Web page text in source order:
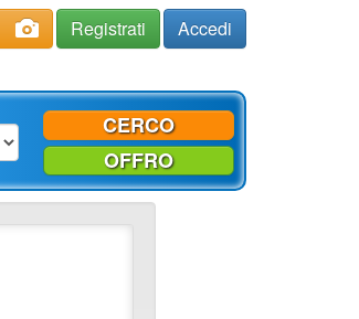
Registrati Accedi
CERCO
OFFRO